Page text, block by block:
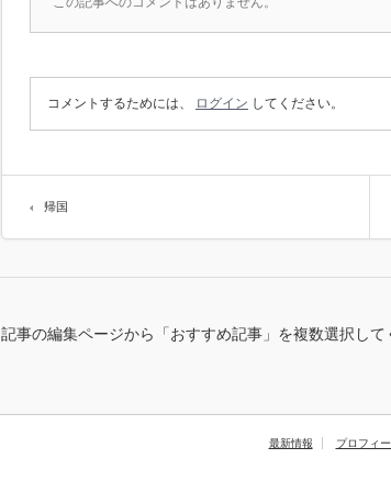
コメントするためには、 ログイン してください。
帰国
記事の編集ページから「おすすめ記事」を複数選択して
最新情報 プロフィ